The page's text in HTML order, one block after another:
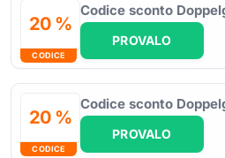
20 %
CODICE
Codice sconto
PROVALO
20 %
CODICE
Codice sconto
PROVALO